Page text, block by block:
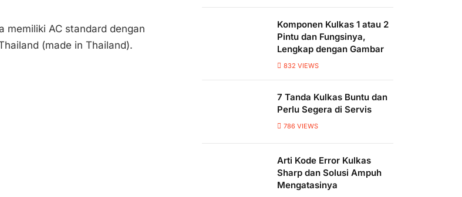
memiliki AC standard dengan
(made in Thailand).
Komponen Kulkas 1 atau 2
Pintu dan Fungsinya,
Lengkap dengan Gambar
832 VIEWS
7 Tanda Kulkas Buntu dan
Perlu Segera di Servis
786 VIEWS
Arti Kode Error Kulkas
Sharp dan Solusi Ampuh
Mengatasinya